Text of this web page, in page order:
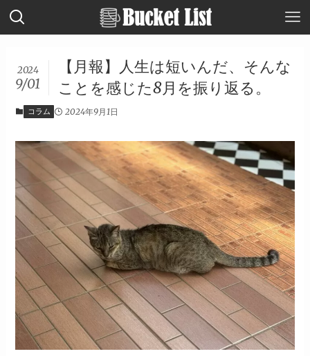
【月報】人生は短いんだ、そんな
ことを感じた8月を振り返る。
2024
9/01
コラム 2024年9月1日